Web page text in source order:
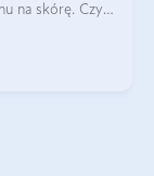
na skórę. Czy